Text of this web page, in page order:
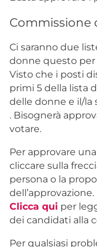
Commissione
Ci saranno due
donne questo
Visto che i posti
primi 5 della lista
delle donne e il/la
. Bisognerà
votare.
Per approvare
cliccare sulla
persona o la
dell’approvazione.
Clicca qui per
dei candidati alla
Per qualsiasi